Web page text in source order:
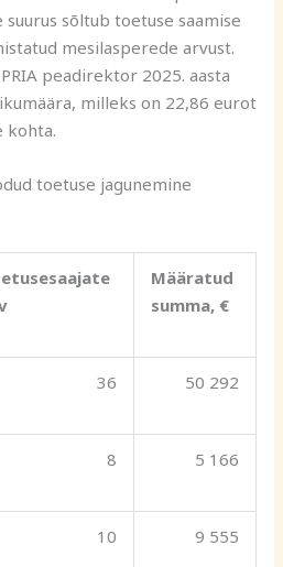
sõltub toetuse saamise
mesilasperede arvust.
peadirektor 2025. aasta
milleks on 22,86 eurot
kohta.
toetuse jagunemine
Määratud
summa, €
36 50 292
8 5 166
10 9 555